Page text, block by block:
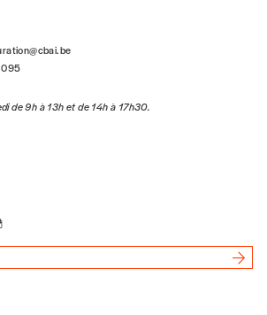
à l'Imag
au numéro
(livraison en Belgique
de 9h à 13h et de 14h à 17h30.